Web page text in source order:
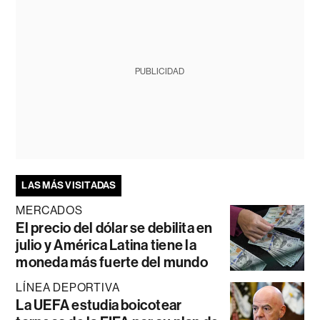
PUBLICIDAD
LAS MÁS VISITADAS
MERCADOS
El precio del dólar se debilita en
julio y América Latina tiene la
moneda más fuerte del mundo
LÍNEA DEPORTIVA
La UEFA estudia boicotear